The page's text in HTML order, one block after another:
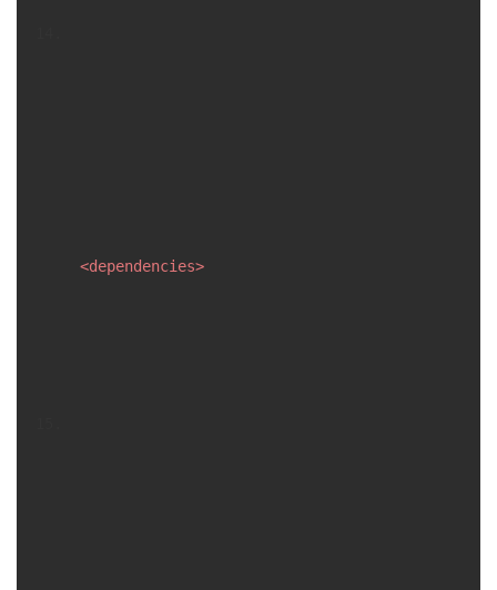
<dependencies>